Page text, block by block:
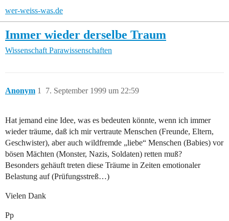
wer-weiss-was.de
Immer wieder derselbe Traum
Wissenschaft Parawissenschaften
Anonym 7. September 1999 um 22:59
1
Hat jemand eine Idee, was es bedeuten könnte, wenn ich immer
wieder träume, daß ich mir vertraute Menschen (Freunde, Eltern,
Geschwister), aber auch wildfremde „liebe“ Menschen (Babies) vor
bösen Mächten (Monster, Nazis, Soldaten) retten muß?
Besonders gehäuft treten diese Träume in Zeiten emotionaler
Belastung auf (Prüfungsstreß…)
Vielen Dank
Pp